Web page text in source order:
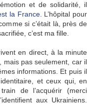
et de solidarité, il
la France. L’hôpital pour
si c’était là, près de
c’est ma fille.
en direct, à la minute
mais pas seulement, car il
informations. Et puis il
et ceux qui, en
de l’acquérir (merci
aux Ukrainiens.